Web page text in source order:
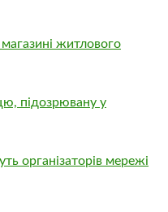
житлового
підозрювану у
організаторів мережі